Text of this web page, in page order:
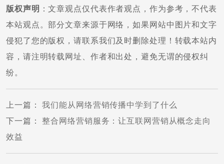
版权声明 ：文章观点仅代表作者观点，作为参考，不代表
本站观点。部分文章来源于网络，如果网站中图片和文字
侵犯了您的版权，请联系我们及时删除处理！转载本站内
容，请注明转载网址、作者和出处，避免无谓的侵权纠
纷。
上一篇 ：我们能从网络营销传播中学到了什么
下一篇 ：整合网络营销服务：让互联网营销从概念走向
效益